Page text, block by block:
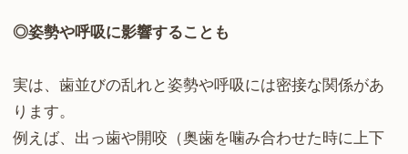
◎姿勢や呼吸に影響することも
実は、歯並びの乱れと姿勢や呼吸には密接な関係があ
ります。
例えば、出っ歯や開咬（奥歯を噛み合わせた時に上下